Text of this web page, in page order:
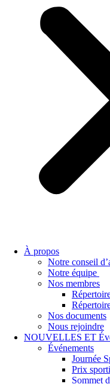
À propos
Notre conseil
Notre équipe
Nos membres
Nos documents
Nous rejoindre
NOUVELLES ET
Événements
Journée
Prix
Sommet